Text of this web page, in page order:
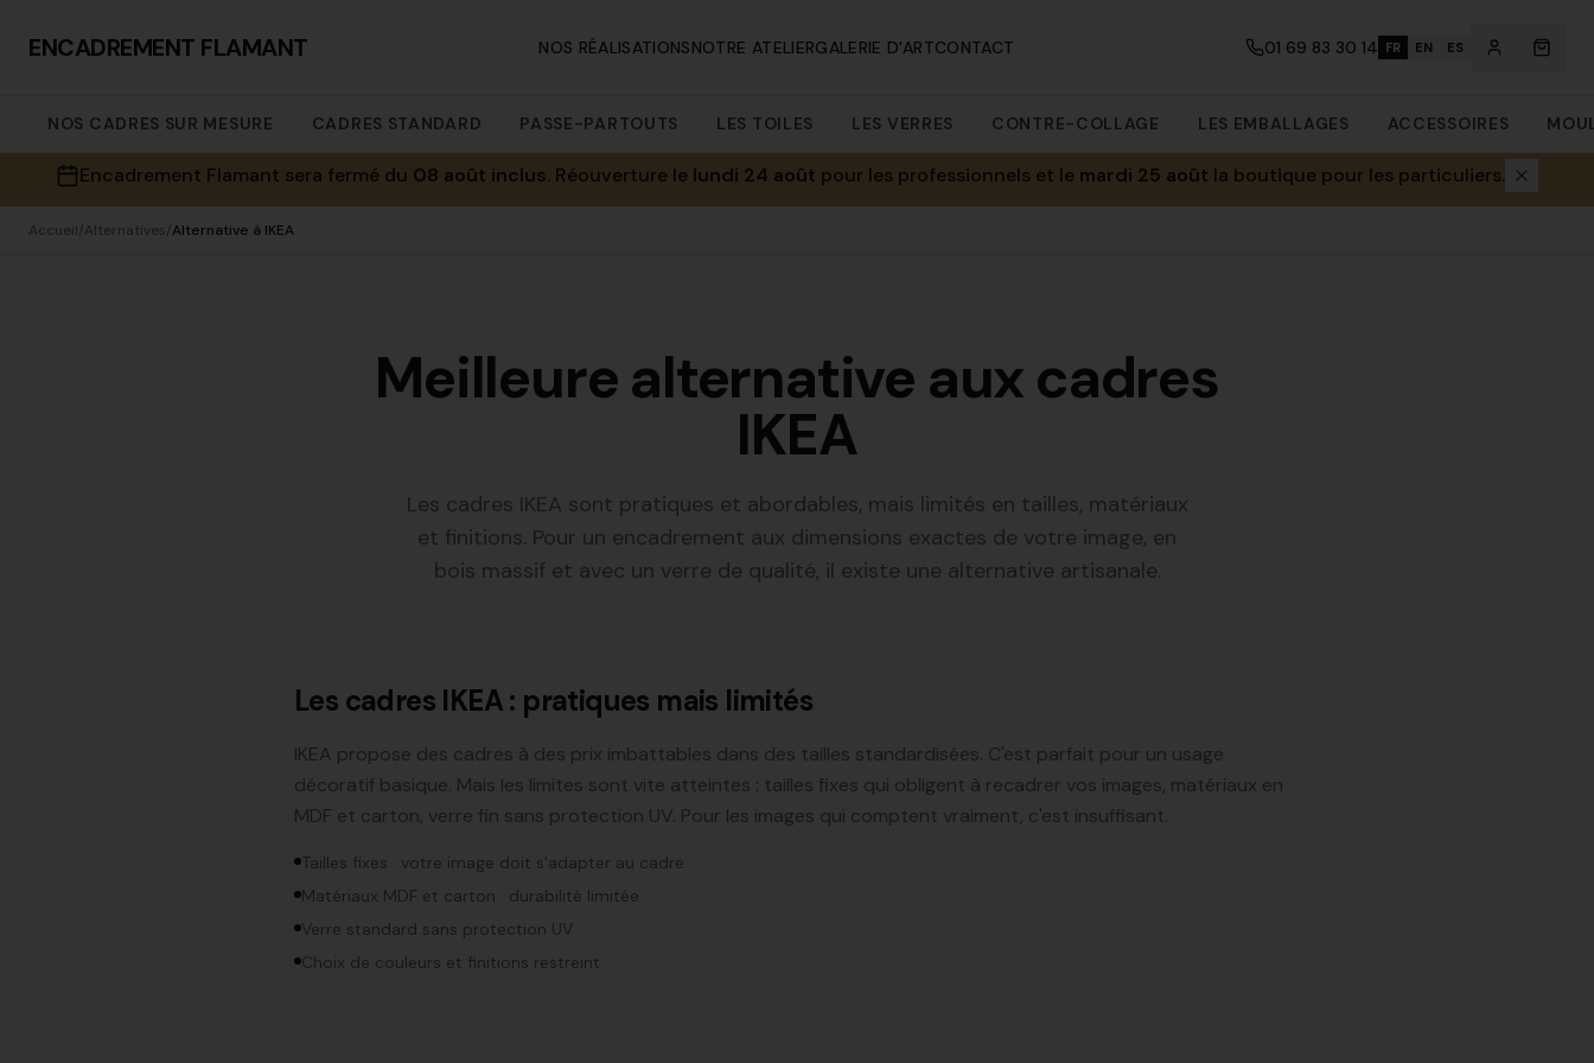
ENCADREMENT FLAMANT NOS RÉALISATIONSNOTRE ATELIERGALERIE D'ARTCONTACT 01 69 83 30 14 FR EN ES
NOS CADRES SUR MESURE CADRES STANDARD PASSE-PARTOUTS LES TOILES LES VERRES CONTRE-COLLAGE LES EMBALLAGES ACCESSOIRES
Encadrement Flamant sera fermé du 08 août inclus. Réouverture le lundi 24 août pour les professionnels et le mardi 25 août la boutique pour les particuliers.
Accueil/Alternatives/Alternative à IKEA
Meilleure alternative aux cadres
IKEA
Les cadres IKEA sont pratiques et abordables, mais limités en tailles, matériaux
et finitions. Pour un encadrement aux dimensions exactes de votre image, en
bois massif et avec un verre de qualité, il existe une alternative artisanale.
Les cadres IKEA : pratiques mais limités
IKEA propose des cadres à des prix imbattables dans des tailles standardisées. C'est parfait pour un usage
décoratif basique. Mais les limites sont vite atteintes : tailles fixes qui obligent à recadrer vos images, matériaux en
MDF et carton, verre fin sans protection UV. Pour les images qui comptent vraiment, c'est insuffisant.
Tailles fixes : votre image doit s'adapter au cadre
Matériaux MDF et carton : durabilité limitée
Verre standard sans protection UV
Choix de couleurs et finitions restreint